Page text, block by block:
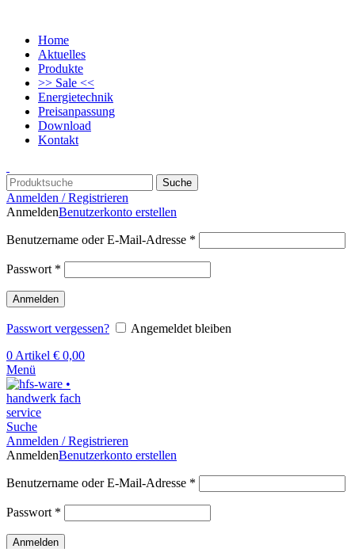
Home
Aktuelles
Produkte
>> Sale <<
Energietechnik
Preisanpassung
Download
Kontakt
Suche
Anmelden / Registrieren
AnmeldenBenutzerkonto erstellen
Benutzername oder E-Mail-Adresse *
Passwort *
Anmelden
Passwort vergessen?
Angemeldet bleiben
0 Artikel € 0,00
Menü
Suche
Anmelden / Registrieren
AnmeldenBenutzerkonto erstellen
Benutzername oder E-Mail-Adresse *
Passwort *
Anmelden